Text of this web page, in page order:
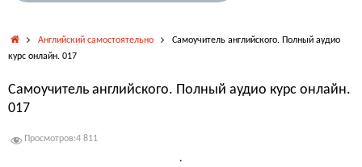
ГлавнаяАнглийский самостоятельно
Самоучитель английского. Полный аудио
курс онлайн. 017
Самоучитель английского. Полный аудио курс онлайн.
017
Просмотров:4 811
.